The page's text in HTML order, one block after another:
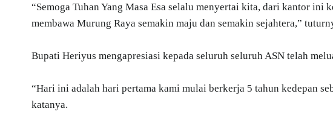
“Semoga Tuhan Yang Masa Esa selalu menyertai kita, dari kantor
membawa Murung Raya semakin maju dan semakin sejahtera,”
Bupati Heriyus mengapresiasi kepada seluruh seluruh ASN telah
“Hari ini adalah hari pertama kami mulai berkerja 5 tahun kedepan
katanya.